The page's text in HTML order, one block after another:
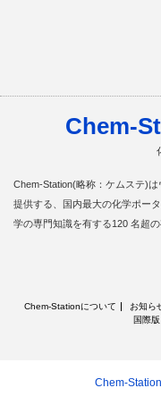
Chem-
Chem-Station(略称：ケムステ)
提供する、国内最大の化学ポー
学の専門知識を有する120 名超
Chem-Stationについて お知ら
国際版
Chem-